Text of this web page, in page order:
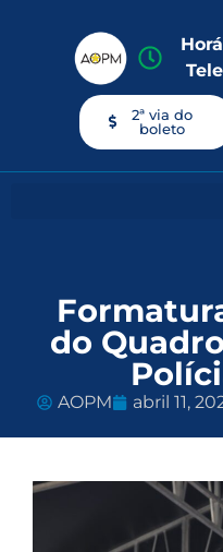
2ª via do
boleto
do
AOPM abril 11,